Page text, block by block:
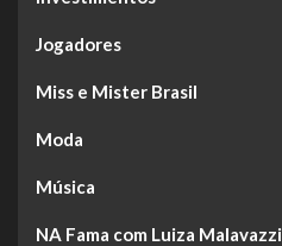
Jogadores
Miss e Mister Brasil
Moda
Música
NA Fama com Luiza Malavazzi